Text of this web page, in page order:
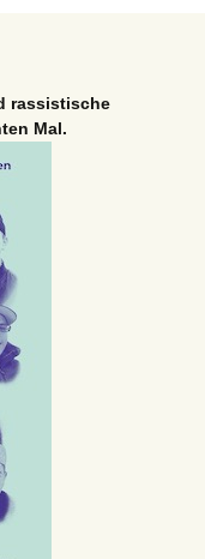
rassistische
Mal.